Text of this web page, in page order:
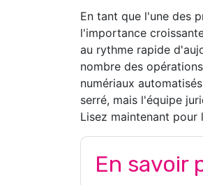
En tant que l'une des
l'importance
au rythme rapide
nombre des
numériaux
serré, mais l'équipe
Lisez maintenant
En savoir